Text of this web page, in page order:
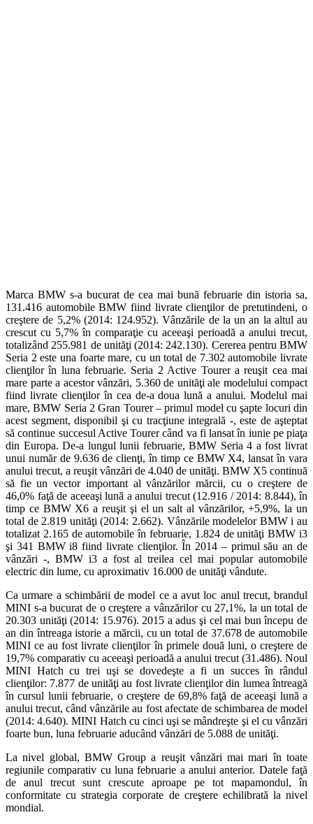
Marca BMW s-a bucurat de cea mai bună februarie din istoria sa,
131.416 automobile BMW fiind livrate clienţilor de pretutindeni, o
creştere de 5,2% (2014: 124.952). Vânzările de la un an la altul au
crescut cu 5,7% în comparaţie cu aceeaşi perioadă a anului trecut,
totalizând 255.981 de unităţi (2014: 242.130). Cererea pentru BMW
Seria 2 este una foarte mare, cu un total de 7.302 automobile livrate
clienţilor în luna februarie. Seria 2 Active Tourer a reuşit cea mai
mare parte a acestor vânzări, 5.360 de unităţi ale modelului compact
fiind livrate clienţilor în cea de-a doua lună a anului. Modelul mai
mare, BMW Seria 2 Gran Tourer – primul model cu şapte locuri din
acest segment, disponibil şi cu tracţiune integrală -, este de aşteptat
să continue succesul Active Tourer când va fi lansat în iunie pe piaţa
din Europa. De-a lungul lunii februarie, BMW Seria 4 a fost livrat
unui număr de 9.636 de clienţi, în timp ce BMW X4, lansat în vara
anului trecut, a reuşit vânzări de 4.040 de unităţi. BMW X5 continuă
să fie un vector important al vânzărilor mărcii, cu o creştere de
46,0% faţă de aceeaşi lună a anului trecut (12.916 / 2014: 8.844), în
timp ce BMW X6 a reuşit şi el un salt al vânzărilor, +5,9%, la un
total de 2.819 unităţi (2014: 2.662). Vânzările modelelor BMW i au
totalizat 2.165 de automobile în februarie, 1.824 de unităţi BMW i3
şi 341 BMW i8 fiind livrate clienţilor. În 2014 – primul său an de
vânzări -, BMW i3 a fost al treilea cel mai popular automobile
electric din lume, cu aproximativ 16.000 de unităţi vândute.
Ca urmare a schimbării de model ce a avut loc anul trecut, brandul
MINI s-a bucurat de o creştere a vânzărilor cu 27,1%, la un total de
20.303 unităţi (2014: 15.976). 2015 a adus şi cel mai bun începu de
an din întreaga istorie a mărcii, cu un total de 37.678 de automobile
MINI ce au fost livrate clienţilor în primele două luni, o creştere de
19,7% comparativ cu aceeaşi perioadă a anului trecut (31.486). Noul
MINI Hatch cu trei uşi se dovedeşte a fi un succes în rândul
clienţilor: 7.877 de unităţi au fost livrate clienţilor din lumea întreagă
în cursul lunii februarie, o creştere de 69,8% faţă de aceeaşi lună a
anului trecut, când vânzările au fost afectate de schimbarea de model
(2014: 4.640). MINI Hatch cu cinci uşi se mândreşte şi el cu vânzări
foarte bun, luna februarie aducând vânzări de 5.088 de unităţi.
La nivel global, BMW Group a reuşit vânzări mai mari în toate
regiunile comparativ cu luna februarie a anului anterior. Datele faţă
de anul trecut sunt crescute aproape pe tot mapamondul, în
conformitate cu strategia corporate de creştere echilibrată la nivel
mondial.